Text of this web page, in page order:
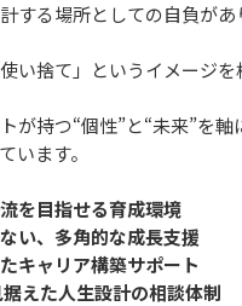
する場所としての自負があ
使い捨て」というイメージ
が持つ“個性”と“未来”を軸
います。
を目指せる育成環境
い、多角的な成長支援
キャリア構築サポート
えた人生設計の相談体制